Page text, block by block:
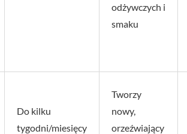
odżywczych i
smaku
Do kilku
tygodni/miesięcy
Tworzy
nowy,
orzeźwiający